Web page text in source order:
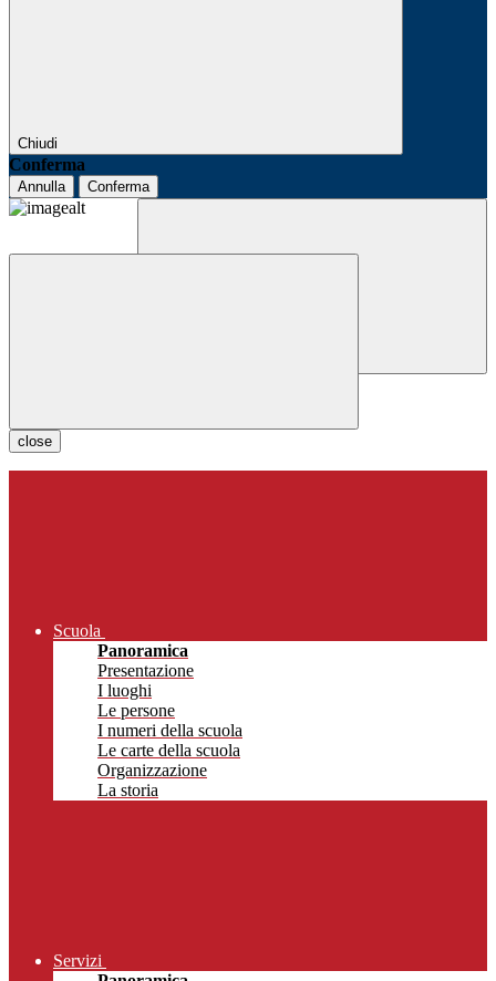
Chiudi
Conferma
Annulla Conferma
close
Scuola
Panoramica
Presentazione
I luoghi
Le persone
I numeri della scuola
Le carte della scuola
Organizzazione
La storia
Servizi